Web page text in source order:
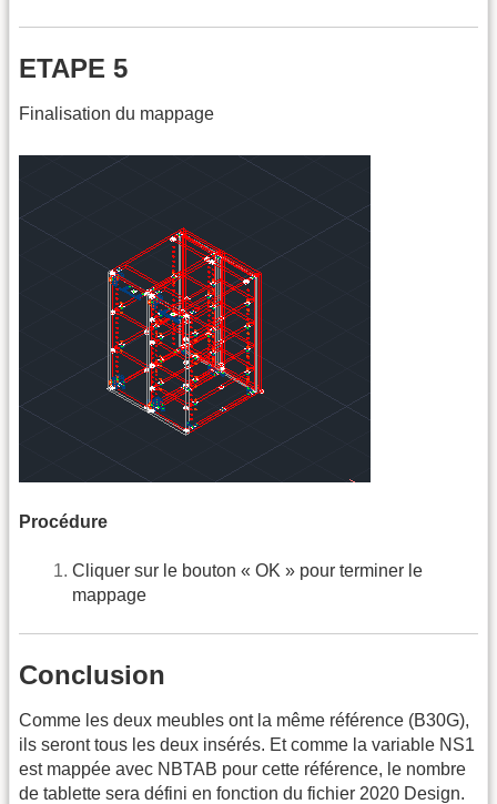
ETAPE 5
Finalisation du mappage
Procédure
Cliquer sur le bouton « OK » pour terminer le
mappage
Conclusion
Comme les deux meubles ont la même référence (B30G),
ils seront tous les deux insérés. Et comme la variable NS1
est mappée avec NBTAB pour cette référence, le nombre
de tablette sera défini en fonction du fichier 2020 Design.